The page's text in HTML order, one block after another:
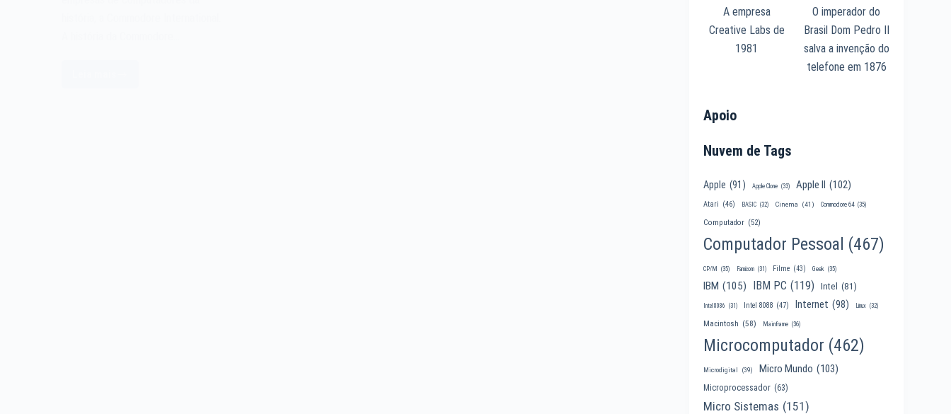
A empresa
Creative Labs de
1981
O imperador do
Brasil Dom Pedro II
salva a invenção do
telefone em 1876
Apoio
Nuvem de Tags
Apple (91) Apple Clone (33) Apple II (102)
Atari (46) BASIC (32) Cinema (41) Commodore 64 (35)
Computador (52)
Computador Pessoal (467)
CP/M (35) Famicom (31) Filme (43) Geek (35)
IBM (105) IBM PC (119) Intel (81)
Intel 8086 (31) Intel 8088 (47) Internet (98) Linux (32)
Macintosh (58) Mainframe (36)
Microcomputador (462)
Microdigital (39) Micro Mundo (103)
Microprocessador (63)
Micro Sistemas (151)